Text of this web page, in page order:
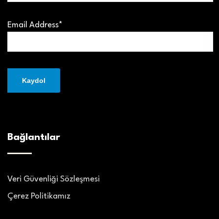
Email Address*
Bağlantılar
Veri Güvenliği Sözleşmesi
Çerez Politikamız